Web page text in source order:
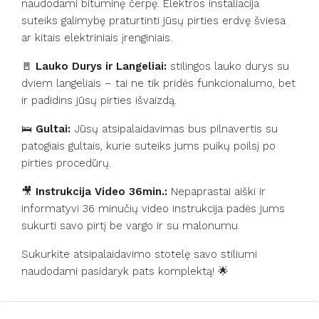
naudodami bituminę čerpę. Elektros instaliacija
suteiks galimybę praturtinti jūsų pirties erdvę šviesa
ar kitais elektriniais įrenginiais.
🚪 Lauko Durys ir Langeliai: stilingos lauko durys su
dviem langeliais – tai ne tik pridės funkcionalumo, bet
ir padidins jūsų pirties išvaizdą.
🛌 Gultai: Jūsų atsipalaidavimas bus pilnavertis su
patogiais gultais, kurie suteiks jums puikų poilsį po
pirties procedūrų.
🎥 Instrukcija Video 36min.: Nepaprastai aiški ir
informatyvi 36 minučių video instrukcija padės jums
sukurti savo pirtį be vargo ir su malonumu.
Sukurkite atsipalaidavimo stotelę savo stiliumi
naudodami pasidaryk pats komplektą! 🌟